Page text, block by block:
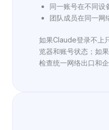
同一账号在不同设
团队成员在同一网
如果Claude登录不上
览器和账号状态；如
检查统一网络出口和企